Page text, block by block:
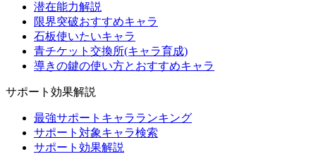
潜在能力解説
限界突破おすすめキャラ
石板使いたいキャラ
青チケット交換所(キャラ育成)
導きの鍵の使い方とおすすめキャラ
サポート効果解説
最強サポートキャラランキング
サポート対象キャラ検索
サポート効果解説